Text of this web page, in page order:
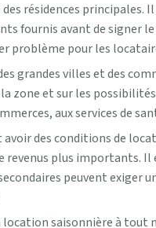
résidences principales.
fournis avant de signer
problème pour les
grandes villes et des
et sur les
aux services de
des conditions de
plus importants.
peuvent exiger
saisonnière à